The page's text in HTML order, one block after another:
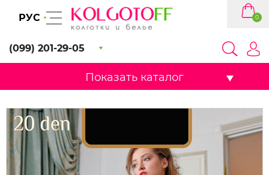
РУС
(099) 201-29-05
0
Показать каталог